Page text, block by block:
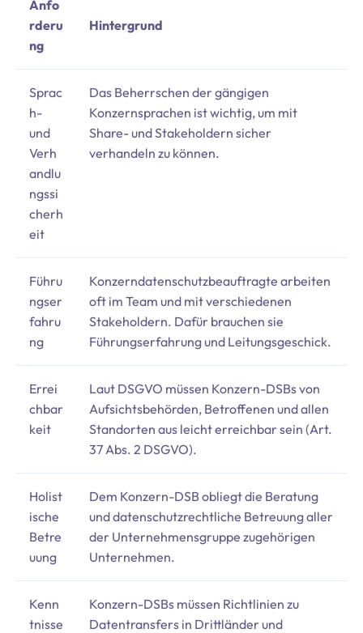
Anfo
rderu
ng
Hintergrund
Sprac
h-
und
Verh
andlu
ngssi
cherh
eit
Das Beherrschen der gängigen
Konzernsprachen ist wichtig, um mit
Share- und Stakeholdern sicher
verhandeln zu können.
Führu
ngser
fahru
ng
Konzerndatenschutzbeauftragte arbeiten
oft im Team und mit verschiedenen
Stakeholdern. Dafür brauchen sie
Führungserfahrung und Leitungsgeschick.
Errei
chbar
keit
Laut DSGVO müssen Konzern-DSBs von
Aufsichtsbehörden, Betroffenen und allen
Standorten aus leicht erreichbar sein (Art.
37 Abs. 2 DSGVO).
Holist
ische
Betre
uung
Dem Konzern-DSB obliegt die Beratung
und datenschutzrechtliche Betreuung aller
der Unternehmensgruppe zugehörigen
Unternehmen.
Kenn
tnisse
Konzern-DSBs müssen Richtlinien zu
Datentransfers in Drittländer und